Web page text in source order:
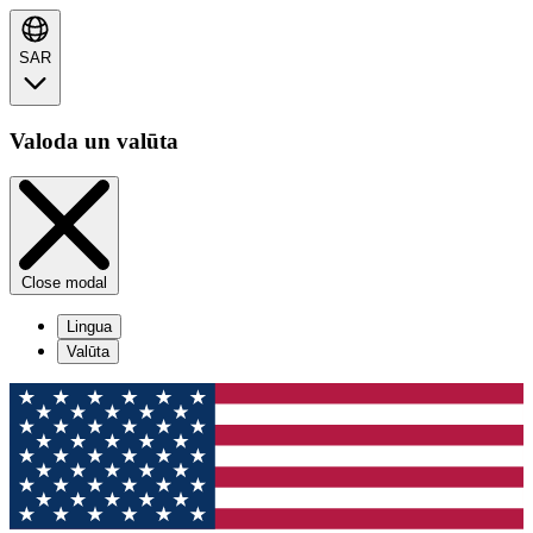
SAR
Valoda un valūta
Close modal
Lingua
Valūta